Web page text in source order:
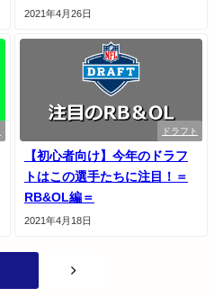
2021年4月26日
ドラフト
【初心者向け】今年のドラフ
トはこの選手たちに注目！＝
RB&OL編＝
2021年4月18日